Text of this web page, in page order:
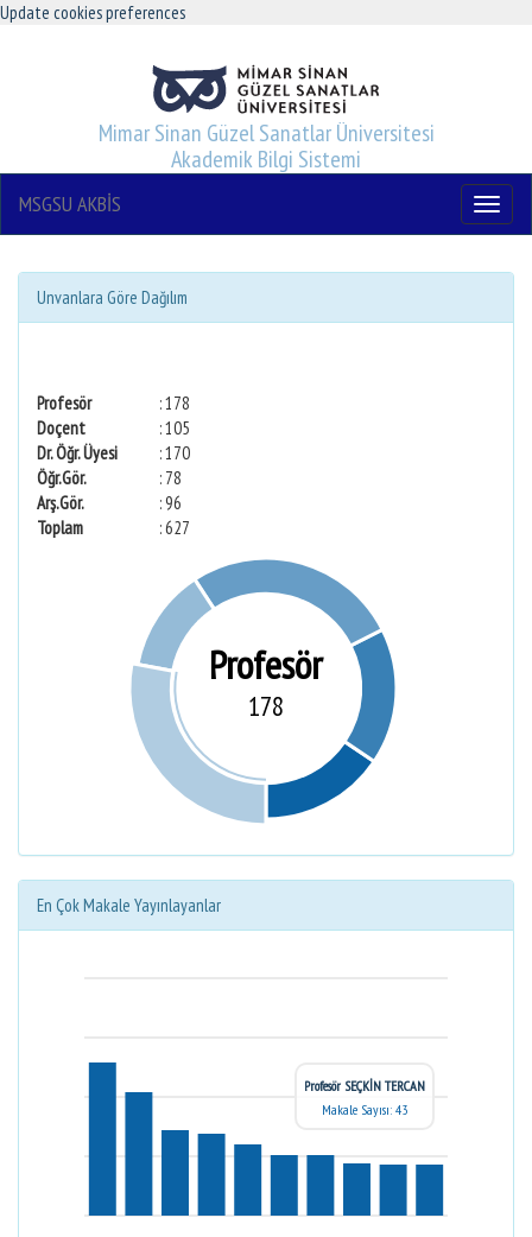
Update cookies preferences
Mimar Sinan Güzel Sanatlar Üniversitesi
Akademik Bilgi Sistemi
Menu
MSGSU AKBİS
Unvanlara Göre Dağılım
Profesör
: 178
Doçent
: 105
Dr. Öğr. Üyesi
: 170
Öğr.Gör.
: 78
Arş.Gör.
: 96
Toplam
: 627
Profesör
178
En Çok Makale Yayınlayanlar
Profesör SEÇKİN TERCAN
Makale Sayısı: 43